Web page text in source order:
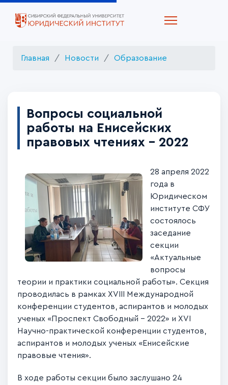
Главная Новости Образование
Вопросы социальной
работы на Енисейских
правовых чтениях - 2022
28 апреля 2022
года в
Юридическом
институте СФУ
состоялось
заседание
секции
«Актуальные
вопросы
теории и практики социальной работы». Секция
проводилась в рамках XVIII Международной
конференции студентов, аспирантов и молодых
ученых «Проспект Свободный – 2022» и XVI
Научно-практической конференции студентов,
аспирантов и молодых ученых «Енисейские
правовые чтения».
В ходе работы секции было заслушано 24